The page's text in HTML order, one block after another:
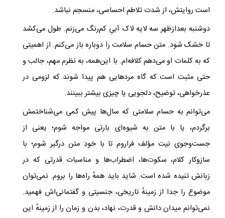
است روایتش، از شدت تلاطم احساسی، منسجم نباشد.
دوشنبه بعدازظهر سه لایه لاک آبیِ کم‌رنگ می‌زنم. طول می‌کشد
تا خشک شود. متن حسام سلامت را دوباره باز می‌کنم. از اهمیتی
که به کلمات او می‌دهم کلافه‌ام. با این‌همه، به نظرم مهم، جالب و
حتی مثبت است که گاه مردهایی هم پیدا شوند که لزومی در
عذرخواهی، توضیح، دلجویی یا چیزی بیشتر ببینند.
می‌توانم به حسام سلامتی که سال‌ها پیش کمی می‌شناختمش
برگردم، یا با متن به شیوه‌ای بارتی مواجه شوم؛ یعنی از
جست‌وجوی نیت مؤلف فراروم تا با خودِ متن درگیر شوم؛ با
سازوکار کلام، سکوت‌ها، اضطراب‌ها و مناسبات قدرتی که در
زبانش تنیده شده است. شاید باید همه‌ٔ راه‌ها را بروم. نمی‌توان
موضوع را جدا از زمینهٔ تاریخی، جنسیتی و گفتمانی‌اش فهمید.
نمی‌توانم میدان دانش و قدرت، نهاد، بدن و زمان را از زمینه‌ٔ این